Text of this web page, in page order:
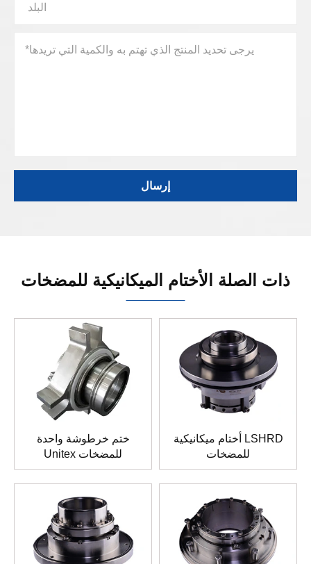
ذات الصلة الأختام الميكانيكية للمضخات
ختم خرطوشة واحدة
Unitex للمضخات
أختام ميكانيكية LSHRD
للمضخات